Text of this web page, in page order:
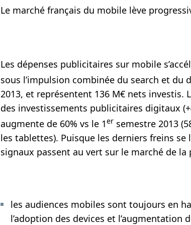
Le marché français du mobile lève
Les dépenses publicitaires sur mobile
sous l’impulsion combinée du search et du
2013, et représentent 136 M€ nets investis.
des investissements publicitaires digitaux
augmente de 60% vs le 1er semestre 2013
les tablettes). Puisque les derniers freins
signaux passent au vert sur le marché de
les audiences mobiles sont toujours en
l’adoption des devices et l’augmentation